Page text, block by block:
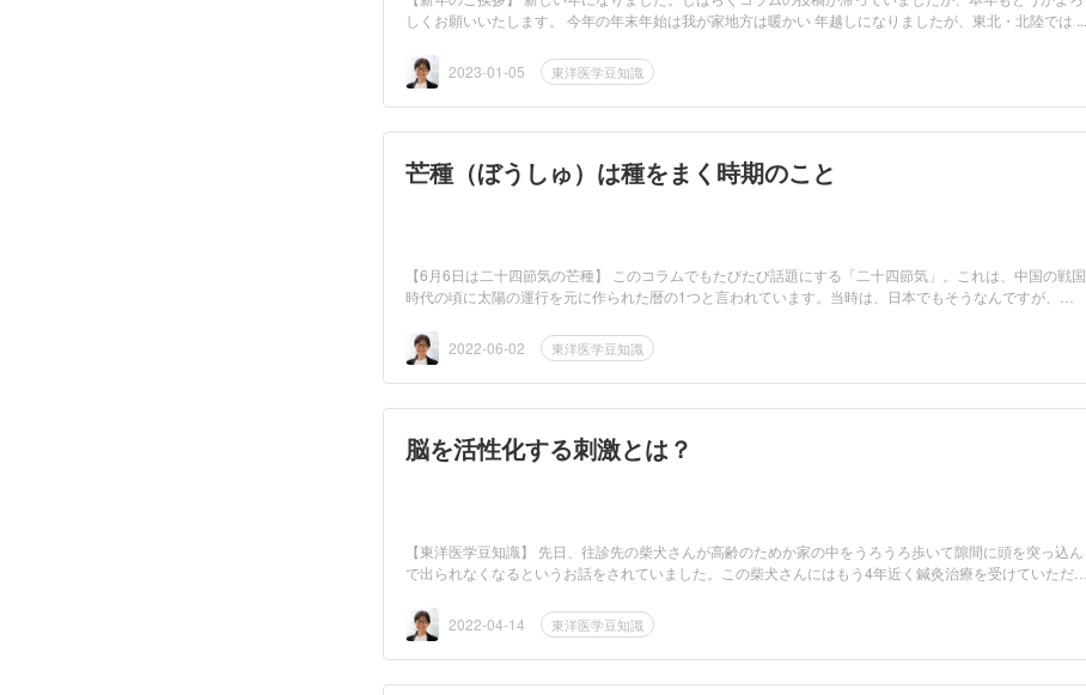
しくお願いいたします。 今年の年末年始は我が家地方は暖かい 年越しになりましたが、東北・北陸では ...
2023-01-05 東洋医学豆知識
芒種（ぼうしゅ）は種をまく時期のこと
【6月6日は二十四節気の芒種】 このコラムでもたびたび話題にする「二十四節気」。これは、中国の戦国
時代の頃に太陽の運行を元に作られた暦の1つと言われています。当時は、日本でもそうなんですが、
2022-06-02
東洋医学豆知識
脳を活性化する刺激とは？
【東洋医学豆知識】 先日、往診先の柴犬さんが高齢のためか家の中をうろうろ歩いて隙間に頭を突っ込ん
で出られなくなるというお話をされていました。この柴犬さんにはもう4年近く鍼灸治療を受けていただ
2022-04-14
東洋医学豆知識